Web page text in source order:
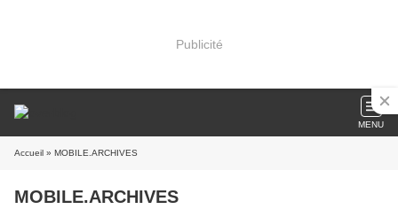
Publicité
MENU
Accueil » MOBILE.ARCHIVES
MOBILE.ARCHIVES